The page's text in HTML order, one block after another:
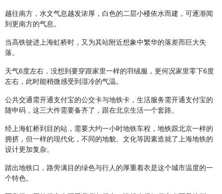
越往南方，水文气息越发浓厚，白色的二层小楼依水而建，可逐渐闻
到更南方的气息。
当高铁驶进上海虹桥时，又为其站附近想象中繁华的落差而巨大失
落。
天气6度左右，没想到要穿跟家里一样的羽绒服，更何况家里零下6度
左右，此时能稍微感受到湿冷的气温。
公共交通需开通支付宝的公交卡与地铁卡，生活服务需开通支付宝的
随申码，这三大件需要备齐了，跟在北京生活一个套路。
经上海虹桥到目的站，需要大约一小时地铁车程，地铁跟北京一样的
拥挤，但一样的现代化，不同的地貌、文化等因素造就了上海地铁的
设计更加复杂。
踏出地铁口，路旁满目的绿色与行人的厚重着衣是这个城市温度的一
个特色。